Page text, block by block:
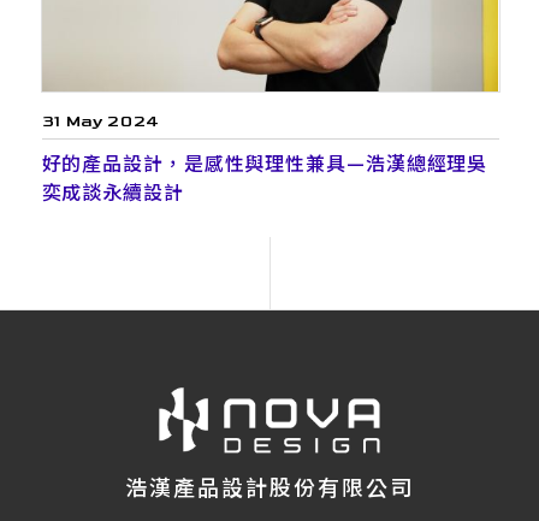
31 May 2024
好的產品設計，是感性與理性兼具—浩漢總經理吳
奕成談永續設計
浩漢產品設計股份有限公司